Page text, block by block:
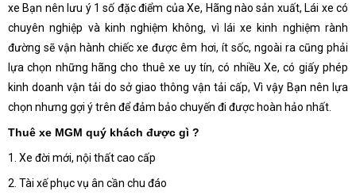
xe Bạn nên lưu ý 1 số đặc điểm của Xe, Hãng nào sản xuất, Lái xe có
chuyên nghiệp và kinh nghiệm không, vì lái xe kinh nghiệm rành
đường sẽ vận hành chiếc xe được êm hơi, ít sốc, ngoài ra cũng phải
lựa chọn những hãng cho thuê xe uy tín, có nhiều Xe, có giấy phép
kinh doanh vận tải do sở giao thông vận tải cấp, Vì vậy Bạn nên lựa
chọn nhưng gợi ý trên để đảm bảo chuyến đi được hoàn hảo nhất.
Thuê xe MGM quý khách được gì ?
1. Xe đời mới, nội thất cao cấp
2. Tài xế phục vụ ân cần chu đáo